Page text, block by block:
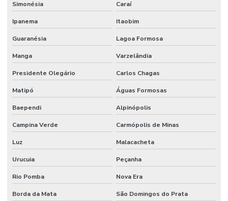
Simonésia Caraí
Ipanema Itaobim
Guaranésia Lagoa Formosa
Manga Varzelândia
Presidente Olegário Carlos Chagas
Matipó Águas Formosas
Baependi Alpinópolis
Campina Verde Carmópolis de Minas
Luz Malacacheta
Urucuia Peçanha
Rio Pomba Nova Era
Borda da Mata São Domingos do Prata